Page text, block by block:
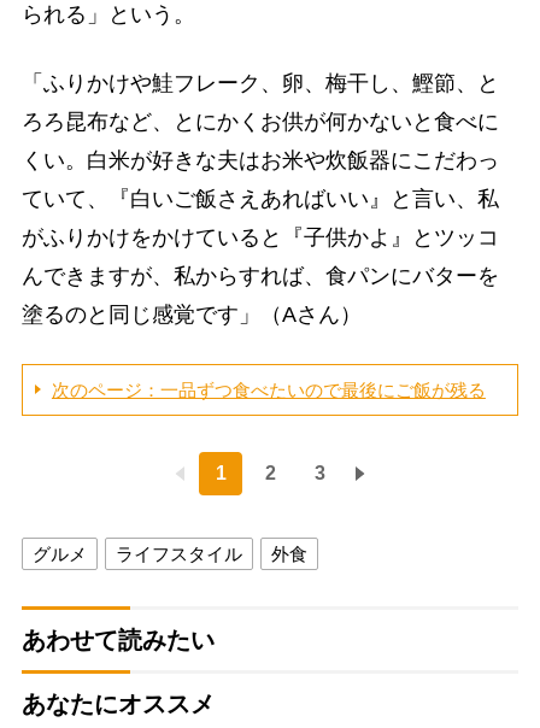
られる」という。
「ふりかけや鮭フレーク、卵、梅干し、鰹節、と
ろろ昆布など、とにかくお供が何かないと食べに
くい。白米が好きな夫はお米や炊飯器にこだわっ
ていて、『白いご飯さえあればいい』と言い、私
がふりかけをかけていると『子供かよ』とツッコ
んできますが、私からすれば、食パンにバターを
塗るのと同じ感覚です」（Aさん）
次のページ：一品ずつ食べたいので最後にご飯が残る
1 2 3
グルメ ライフスタイル 外食
あわせて読みたい
あなたにオススメ